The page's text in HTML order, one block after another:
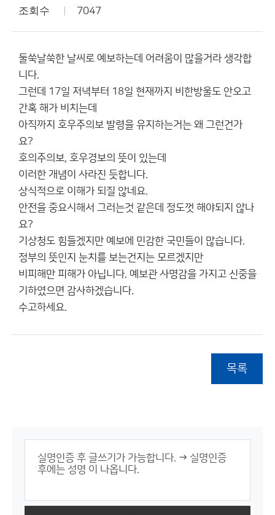
조회수 7047
둘쑥날쑥한 날씨로 예보하는데 어려움이 많을거라 생각합
니다.
그런데 17일 저녁부터 18일 현재까지 비한방울도 안오고
간혹 해가 비치는데
아직까지 호우주의보 발령을 유지하는거는 왜 그런건가
요?
호의주의보, 호우경보의 뜻이 있는데
이러한 개념이 사라진 듯합니다.
상식적으로 이해가 되질 않네요.
안전을 중요시해서 그러는것 같은데 정도껏 해야되지 않나
요?
기상청도 힘들겠지만 예보에 민감한 국민들이 많습니다.
정부의 뜻인지 눈치를 보는건지는 모르겠지만
비피해만 피해가 아닙니다. 예보관 사명감을 가지고 신중을
기하였으면 감사하겠습니다.
수고하세요.
목록